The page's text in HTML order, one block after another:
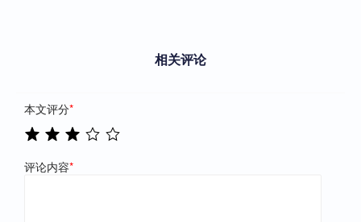
相关评论
本文评分*
评论内容*